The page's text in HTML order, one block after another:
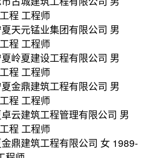
程 工程师
天元锰业集团有限公司 男
程 工程师
岭夏建设工程有限公司 男
程 工程师
金鼎建筑工程有限公司 男
程 工程师
云建筑工程管理有限公司 男
程 工程师
鼎建筑工程有限公司 女 1989-